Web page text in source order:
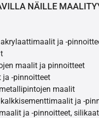
NÄILLE
ja -
maalit ja pinnoitteet
ja -pinnoitteet
maalit
ja -
ja -pinnoitteet,